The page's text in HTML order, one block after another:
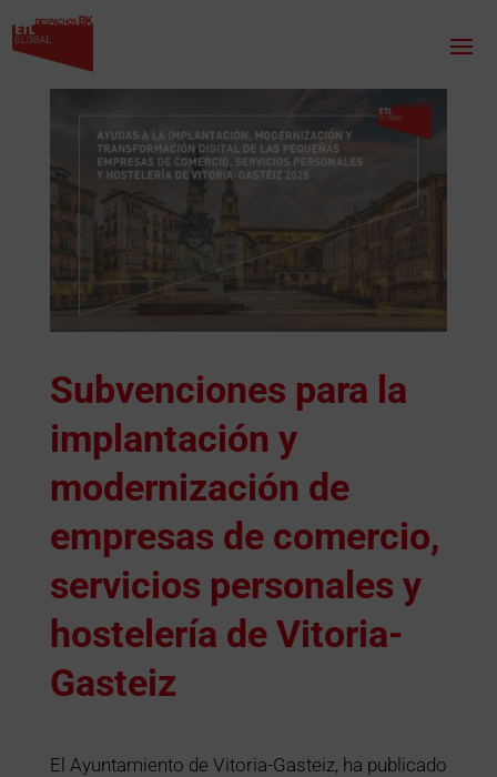
Subvenciones para la
implantación y
modernización de
empresas de comercio,
servicios personales y
hostelería de Vitoria-
Gasteiz
El Ayuntamiento de Vitoria-Gasteiz, ha publicado